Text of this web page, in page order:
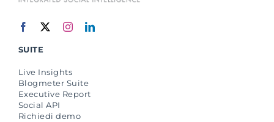
SUITE
Live Insights
Blogmeter Suite
Executive Report
Social API
Richiedi demo